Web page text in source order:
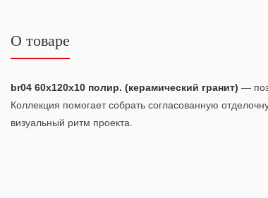
О товаре
br04 60x120x10 полир. (керамический гранит) —
Коллекция помогает собрать согласованную
визуальный ритм проекта.